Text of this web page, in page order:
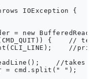
IOException {
= new
{    //
//
//takes
= cmd.split(" ");